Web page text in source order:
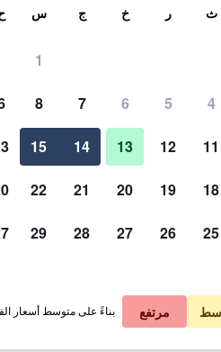
في الليلة
﷼ عرض الصفقة
﷼ عرض الصفقة
ث ر خ ج س
1
4
5
6
7
8
11
12
13
14
15
18
19
20
21
22
25
26
27
28
29
مرتفع بناءً على متوسط أسعار